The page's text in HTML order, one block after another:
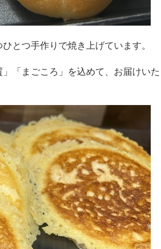
とつ手作りで焼き上げています。
「まごころ」を込めて、お届けい